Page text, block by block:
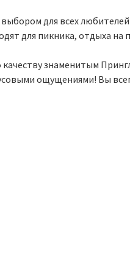
для всех любителей
для пикника, отдыха на
знаменитым
ощущениями! Вы